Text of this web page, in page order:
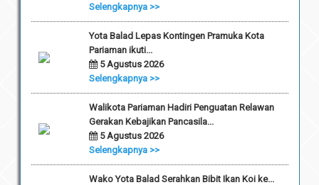
Selengkapnya >>
Yota Balad Lepas Kontingen Pramuka Kota
Pariaman ikuti...
5 Agustus 2026
Selengkapnya >>
Walikota Pariaman Hadiri Penguatan Relawan
Gerakan Kebajikan Pancasila...
5 Agustus 2026
Selengkapnya >>
Wako Yota Balad Serahkan Bibit Ikan Koi ke...